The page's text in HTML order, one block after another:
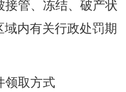
接管、冻结、破产状
内有关行政处罚期
领取方式